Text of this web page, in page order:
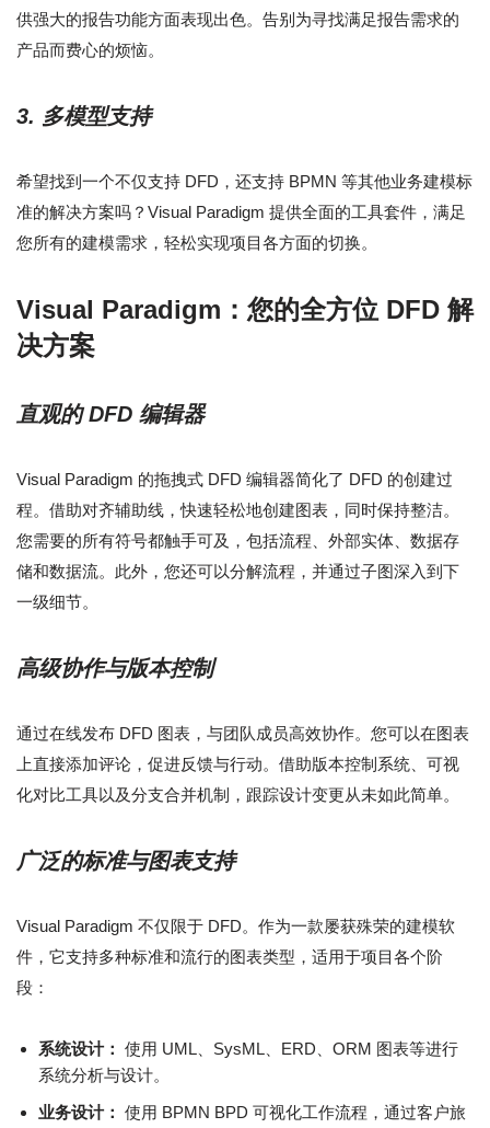
供强大的报告功能方面表现出色。告别为寻找满足报告需求的
产品而费心的烦恼。
3. 多模型支持
希望找到一个不仅支持 DFD，还支持 BPMN 等其他业务建模标
准的解决方案吗？Visual Paradigm 提供全面的工具套件，满足
您所有的建模需求，轻松实现项目各方面的切换。
Visual Paradigm：您的全方位 DFD 解
决方案
直观的 DFD 编辑器
Visual Paradigm 的拖拽式 DFD 编辑器简化了 DFD 的创建过
程。借助对齐辅助线，快速轻松地创建图表，同时保持整洁。
您需要的所有符号都触手可及，包括流程、外部实体、数据存
储和数据流。此外，您还可以分解流程，并通过子图深入到下
一级细节。
高级协作与版本控制
通过在线发布 DFD 图表，与团队成员高效协作。您可以在图表
上直接添加评论，促进反馈与行动。借助版本控制系统、可视
化对比工具以及分支合并机制，跟踪设计变更从未如此简单。
广泛的标准与图表支持
Visual Paradigm 不仅限于 DFD。作为一款屡获殊荣的建模软
件，它支持多种标准和流行的图表类型，适用于项目各个阶
段：
系统设计： 使用 UML、SysML、ERD、ORM 图表等进行
系统分析与设计。
业务设计： 使用 BPMN BPD 可视化工作流程，通过客户旅